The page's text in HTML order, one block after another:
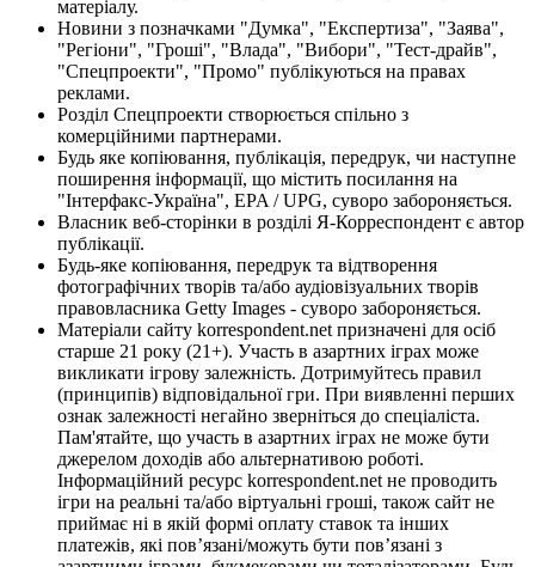
матеріалу.
Новини з позначками "Думка", "Експертиза", "Заява",
"Регіони", "Гроші", "Влада", "Вибори", "Тест-драйв",
"Спецпроекти", "Промо" публікуються на правах
реклами.
Розділ Спецпроекти створюється спільно з
комерційними партнерами.
Будь яке копіювання, публікація, передрук, чи наступне
поширення інформації, що містить посилання на
"Інтерфакс-Україна", EPA / UPG, суворо забороняється.
Власник веб-сторінки в розділі Я-Корреспондент є автор
публікації.
Будь-яке копіювання, передрук та відтворення
фотографічних творів та/або аудіовізуальних творів
правовласника Getty Images - суворо забороняється.
Матеріали сайту korrespondent.net призначені для осіб
старше 21 року (21+). Участь в азартних іграх може
викликати ігрову залежність. Дотримуйтесь правил
(принципів) відповідальної гри. При виявленні перших
ознак залежності негайно зверніться до спеціаліста.
Пам'ятайте, що участь в азартних іграх не може бути
джерелом доходів або альтернативою роботі.
Інформаційний ресурс korrespondent.net не проводить
ігри на реальні та/або віртуальні гроші, також сайт не
приймає ні в якій формі оплату ставок та інших
платежів, які пов’язані/можуть бути пов’язані з